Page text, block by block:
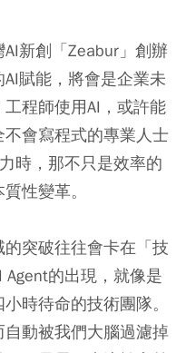
新創「Zeabur」創辦
賦能，將會是企業未
程師使用AI，或許能
會寫程式的專業人士
時，那不只是效率的
性變革。
突破往往會卡在「技
的出現，就像是
時待命的技術團隊。
動被我們大腦過濾掉